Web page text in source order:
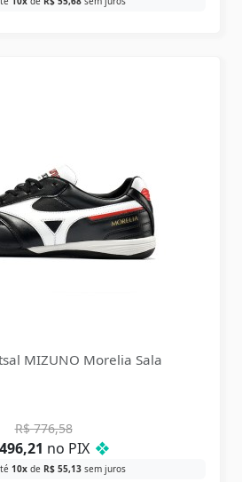
MIZUNO Morelia Sala
R$776,58
no PIX ❖
10xde R$55,13sem juros